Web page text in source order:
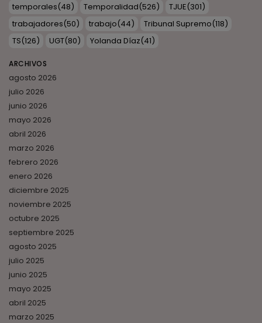
temporales(48) Temporalidad(526) TJUE(301)
trabajadores(50) trabajo(44) Tribunal Supremo(118)
TS(126) UGT(80) Yolanda Díaz(41)
ARCHIVOS
agosto 2026
julio 2026
junio 2026
mayo 2026
abril 2026
marzo 2026
febrero 2026
enero 2026
diciembre 2025
noviembre 2025
octubre 2025
septiembre 2025
agosto 2025
julio 2025
junio 2025
mayo 2025
abril 2025
marzo 2025